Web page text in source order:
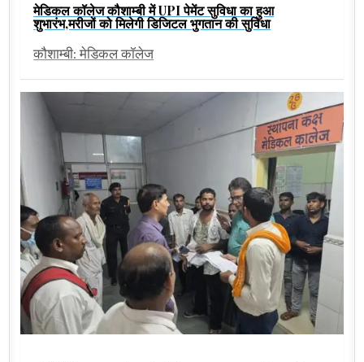
मेडिकल कॉलेज कौशाम्बी में UPI पेमेंट सुविधा का हुआ
शुभारंभ,मरीजों को मिलेगी डिजिटल भुगतान की सुविधा
कौशाम्बी: मेडिकल कॉलेज